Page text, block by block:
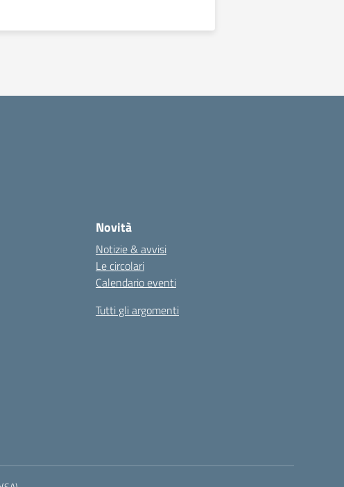
Novità
Notizie & avvisi
Le circolari
Calendario eventi
Tutti gli argomenti